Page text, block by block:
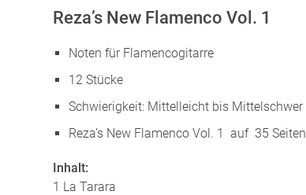
Reza’s New Flamenco Vol. 1
Noten für Flamencogitarre
12 Stücke
Schwierigkeit: Mittelleicht bis Mittelschwer
Reza’s New Flamenco Vol. 1 auf 35 Seiten
Inhalt:
1 La Tarara